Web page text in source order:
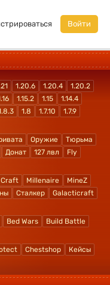
Войти
1.20.6 1.20.4
1.20.2
1.15.2 1.15
1.14.4
1.8 1.7.10
1.7.9
Оружие
Тюрьма
Донат 127 лвл
Fly
Craft Millenaire
MineZ
Сталкер
Galacticraft
Bed Wars
Build Battle
Chestshop
Кейсы